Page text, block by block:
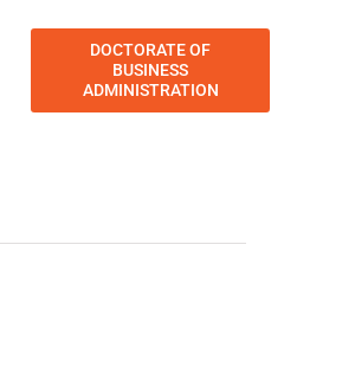
DOCTORATE OF
BUSINESS
ADMINISTRATION